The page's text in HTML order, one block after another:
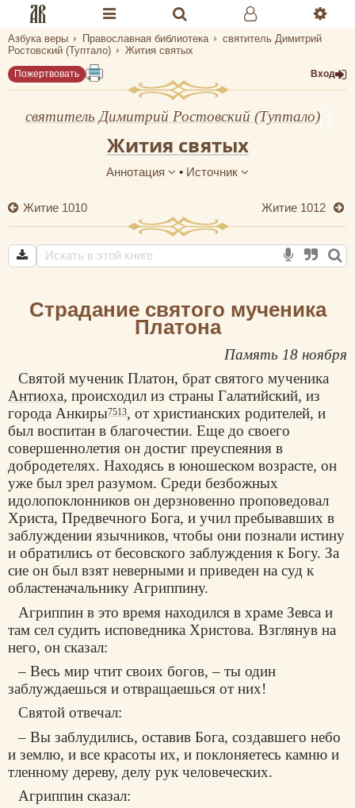
Разделы портала «Азбука веры»
Главная
Гид
Молитва
Медиа
Тематическое
Азбука веры Православная библиотека
святитель Димитрий
Ростовский (Туптало)
Жития святых
Пожертвовать Вход
святитель Димитрий Ростовский (Туптало)
Жития святых
Аннотация • Источник
Житие 1010 Житие 1012
Страдание святого мученика
Платона
Память 18 ноября
Святой мученик Платон, брат святого мученика
Антиоха, происходил из страны Галатийский, из
города Анкиры7513, от христианских родителей, и
был воспитан в благочестии. Еще до своего
совершеннолетия он достиг преуспеяния в
добродетелях. Находясь в юношеском возрасте, он
уже был зрел разумом. Среди безбожных
идолопоклонников он дерзновенно проповедовал
Христа, Предвечного Бога, и учил пребывавших в
заблуждении язычников, чтобы они познали истину
и обратились от бесовского заблуждения к Богу. За
сие он был взят неверными и приведен на суд к
областеначальнику Агриппину.
Агриппин в это время находился в храме Зевса и
там сел судить исповедника Христова. Взглянув на
него, он сказал:
– Весь мир чтит своих богов, – ты один
заблуждаешься и отвращаешься от них!
Святой отвечал:
– Вы заблудились, оставив Бога, создавшего небо
и землю, и все красоты их, и поклоняетесь камню и
тленному дереву, делу рук человеческих.
Агриппин сказал: